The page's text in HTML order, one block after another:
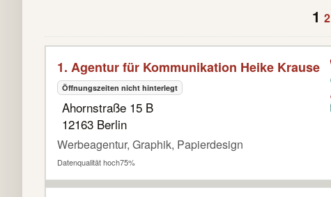
1 2
1. Agentur für Kommunikation Heike Krause
Öffnungszeiten nicht hinterlegt
Ahornstraße 15 B
12163 Berlin
Werbeagentur, Graphik, Papierdesign
Datenqualität hoch75%